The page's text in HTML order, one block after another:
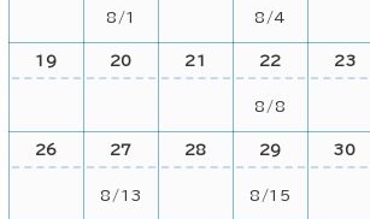
8/1 8/4
19 20 21 22
8/8
23
26 27
8/13
28 29
8/15
30